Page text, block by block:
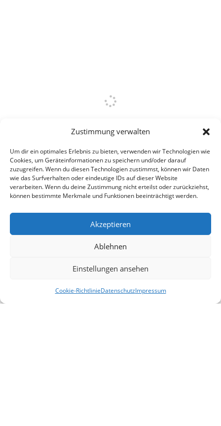
Zustimmung verwalten
Um dir ein optimales Erlebnis zu bieten, verwenden wir Technologien wie
Cookies, um Geräteinformationen zu speichern und/oder darauf
zuzugreifen. Wenn du diesen Technologien zustimmst, können wir Daten
wie das Surfverhalten oder eindeutige IDs auf dieser Website
verarbeiten. Wenn du deine Zustimmung nicht erteilst oder zurückziehst,
können bestimmte Merkmale und Funktionen beeinträchtigt werden.
Akzeptieren
Ablehnen
Einstellungen ansehen
Cookie-RichtlinieDatenschutzImpressum